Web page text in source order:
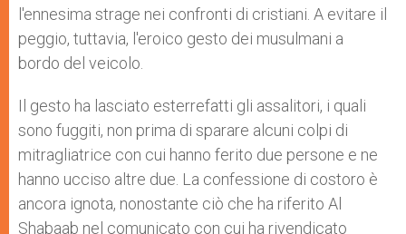
l'ennesima strage nei confronti di cristiani. A evitare il
peggio, tuttavia, l'eroico gesto dei musulmani a
bordo del veicolo.
Il gesto ha lasciato esterrefatti gli assalitori, i quali
sono fuggiti, non prima di sparare alcuni colpi di
mitragliatrice con cui hanno ferito due persone e ne
hanno ucciso altre due. La confessione di costoro è
ancora ignota, nonostante ciò che ha riferito Al
Shabaab nel comunicato con cui ha rivendicato